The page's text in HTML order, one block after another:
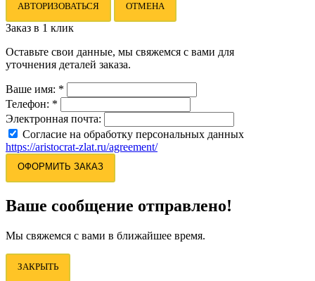
АВТОРИЗОВАТЬСЯ ОТМЕНА
Заказ в 1 клик
Оставьте свои данные, мы свяжемся с вами для
уточнения деталей заказа.
Ваше имя: *
Телефон: *
Электронная почта:
Согласие на обработку персональных данных
https://aristocrat-zlat.ru/agreement/
ОФОРМИТЬ ЗАКАЗ
Ваше сообщение отправлено!
Мы свяжемся с вами в ближайшее время.
ЗАКРЫТЬ